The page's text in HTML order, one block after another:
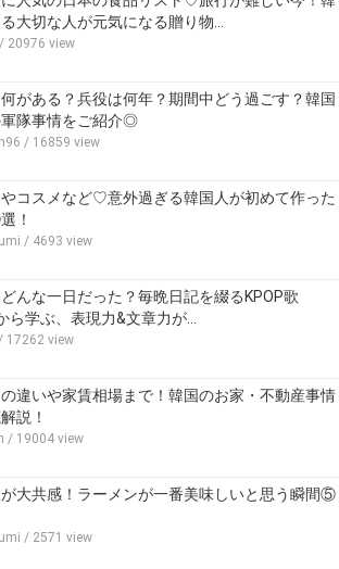
大切な人が元気になる贈り物…
/ 20976 view
がある？兵役は何年？期間中どう過ごす？韓国
軍隊事情をご紹介◎
/ 16859 view
コスメなど♡意外過ぎる韓国人が初めて作った
！
/ 4693 view
んな一日だった？毎晩日記を綴るKPOP歌
ら学ぶ、表現力&文章力が…
/ 17262 view
違いや家賃相場まで！韓国のお家・不動産事情
説！
/ 19004 view
大共感！ラーメンが一番美味しいと思う瞬間⑤
/ 2571 view